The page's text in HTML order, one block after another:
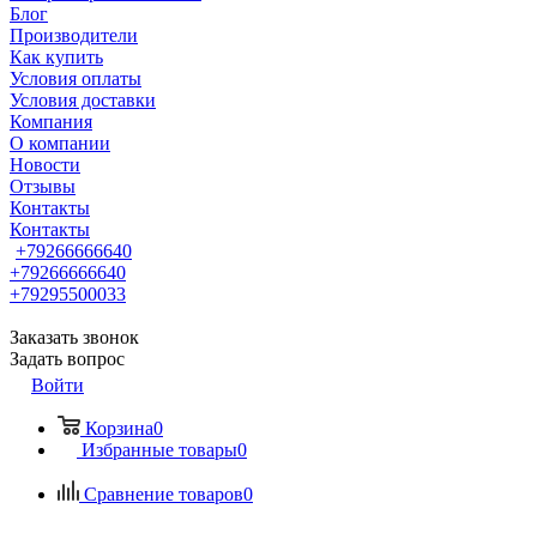
Блог
Производители
Как купить
Условия оплаты
Условия доставки
Компания
О компании
Новости
Отзывы
Контакты
Контакты
+79266666640
+79266666640
+79295500033
Заказать звонок
Задать вопрос
Войти
Корзина0
Избранные товары0
Сравнение товаров0